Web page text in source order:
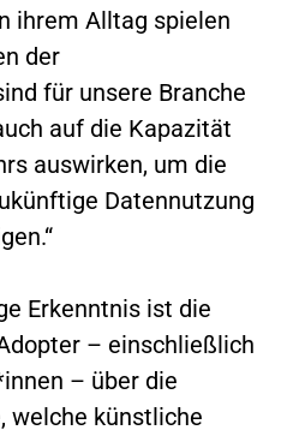
ihrem Alltag spielen
der
für unsere Branche
auf die Kapazität
auswirken, um die
Datennutzung
Erkenntnis ist die
– einschließlich
– über die
welche künstliche